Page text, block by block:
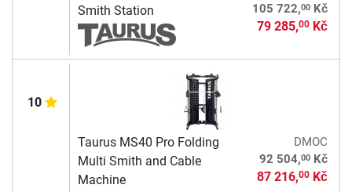
Smith Station
105 722,00Kč
79 285,00Kč
10
Taurus MS40 Pro Folding
Multi Smith and Cable
Machine
DMOC
92 504,00Kč
87 216,00Kč